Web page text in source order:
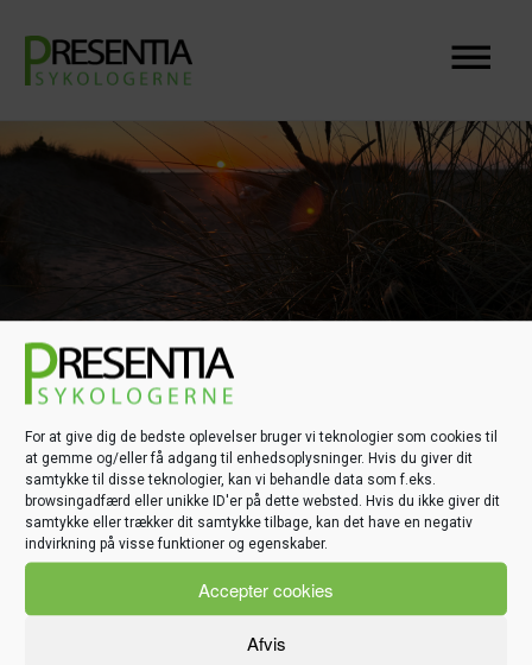
For at give dig de bedste oplevelser bruger vi teknologier som cookies til
at gemme og/eller få adgang til enhedsoplysninger. Hvis du giver dit
samtykke til disse teknologier, kan vi behandle data som f.eks.
browsingadfærd eller unikke ID'er på dette websted. Hvis du ikke giver dit
samtykke eller trækker dit samtykke tilbage, kan det have en negativ
indvirkning på visse funktioner og egenskaber.
Accepter cookies
Afvis
Vold
Depression